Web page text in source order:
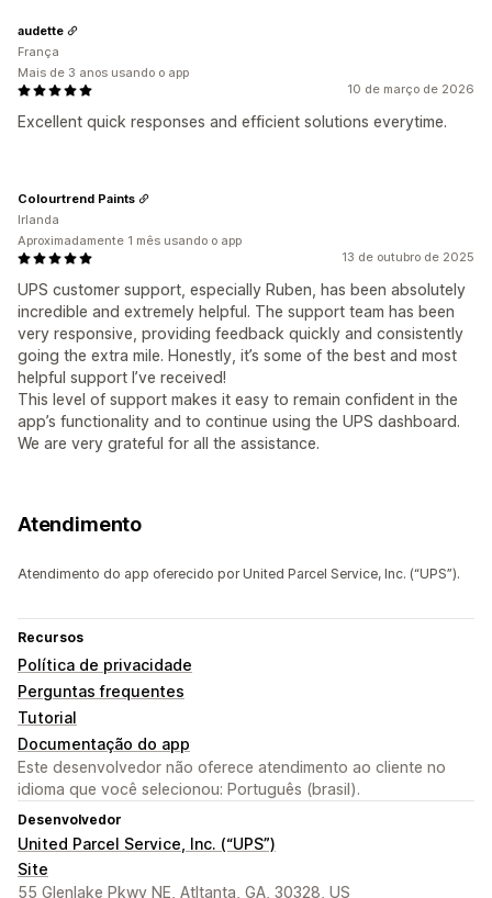
10 de março de 2026
Excellent quick responses and efficient solutions everytime.
audette
França
Mais de 3 anos usando o app
13 de outubro de 2025
UPS customer support, especially Ruben, has been absolutely
incredible and extremely helpful. The support team has been
very responsive, providing feedback quickly and consistently
going the extra mile. Honestly, it’s some of the best and most
helpful support I’ve received!
This level of support makes it easy to remain confident in the
app’s functionality and to continue using the UPS dashboard.
We are very grateful for all the assistance.
Colourtrend Paints
Irlanda
Aproximadamente 1 mês usando o app
Atendimento
Atendimento do app oferecido por United Parcel Service, Inc. (“UPS”).
Recursos
Política de privacidade
Perguntas frequentes
Tutorial
Documentação do app
Este desenvolvedor não oferece atendimento ao cliente no
idioma que você selecionou: Português (brasil).
Desenvolvedor
United Parcel Service, Inc. (“UPS”)
Site
55 Glenlake Pkwy NE, Atltanta, GA, 30328, US